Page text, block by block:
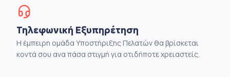
Τηλεφωνική Εξυπηρέτηση
Η έμπειρη ομάδα Υποστήριξης Πελατών θα βρίσκεται
κοντά σου ανα πάσα στιγμή για οτιδήποτε χρειαστείς.